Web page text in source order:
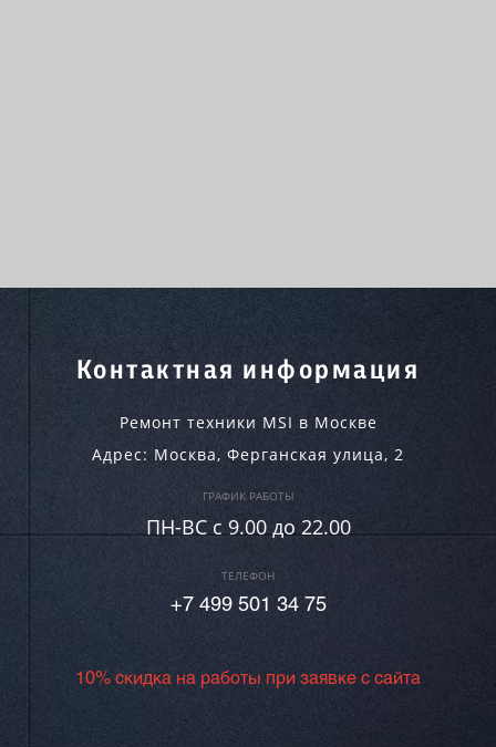
Контактная информация
Ремонт техники MSI в Москве
Адрес: Москва, Ферганская улица, 2
ГРАФИК РАБОТЫ
ПН-ВC c 9.00 до 22.00
ТЕЛЕФОН
+7 499 501 34 75
10% скидка на работы при заявке с сайта